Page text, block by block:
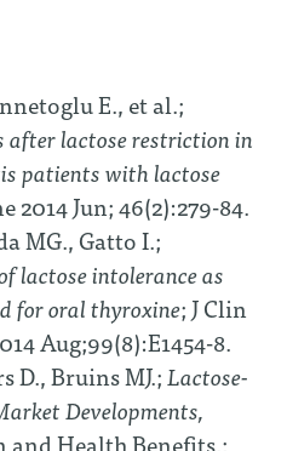
E., et al.;
after lactose restriction in
patients with lactose
2014 Jun; 46(2):279-84.
MG., Gatto I.;
lactose intolerance as
for oral thyroxine; J Clin
Aug;99(8):E1454-8.
D., Bruins MJ.;Lactose-
Developments,
Health Benefits.;